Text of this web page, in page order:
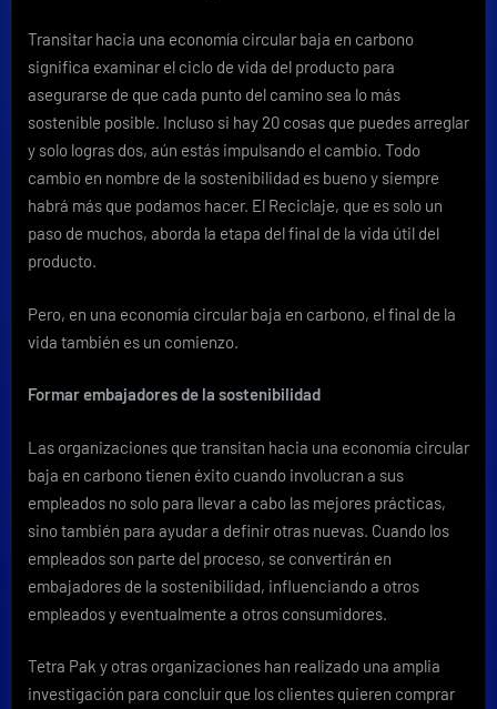
Transitar hacia una economía circular baja en carbono
significa examinar el ciclo de vida del producto para
asegurarse de que cada punto del camino sea lo más
sostenible posible. Incluso si hay 20 cosas que puedes arreglar
y solo logras dos, aún estás impulsando el cambio. Todo
cambio en nombre de la sostenibilidad es bueno y siempre
habrá más que podamos hacer. El Reciclaje, que es solo un
paso de muchos, aborda la etapa del final de la vida útil del
producto.
Pero, en una economía circular baja en carbono, el final de la
vida también es un comienzo.
Formar embajadores de la sostenibilidad
Las organizaciones que transitan hacia una economía circular
baja en carbono tienen éxito cuando involucran a sus
empleados no solo para llevar a cabo las mejores prácticas,
sino también para ayudar a definir otras nuevas. Cuando los
empleados son parte del proceso, se convertirán en
embajadores de la sostenibilidad, influenciando a otros
empleados y eventualmente a otros consumidores.
Tetra Pak y otras organizaciones han realizado una amplia
investigación para concluir que los clientes quieren comprar